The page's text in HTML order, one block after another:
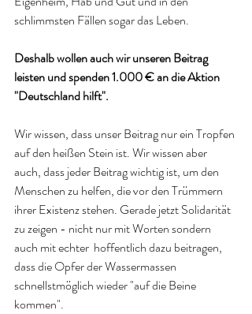
schlimmsten Fällen sogar das Leben.
Deshalb wollen auch wir unseren Beitrag
leisten und spenden 1.000 € an die Aktion
"Deutschland hilft".
Wir wissen, dass unser Beitrag nur ein Tropfen
auf den heißen Stein ist. Wir wissen aber
auch, dass jeder Beitrag wichtig ist, um den
Menschen zu helfen, die vor den Trümmern
ihrer Existenz stehen. Gerade jetzt Solidarität
zu zeigen - nicht nur mit Worten sondern
auch mit echter  hoffentlich dazu beitragen,
dass die Opfer der Wassermassen
schnellstmöglich wieder "auf die Beine
kommen".